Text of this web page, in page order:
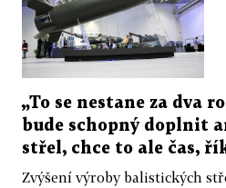
„To se nestane za dva
bude schopný doplnit
střel, chce to ale čas,
Zvýšení výroby balistických